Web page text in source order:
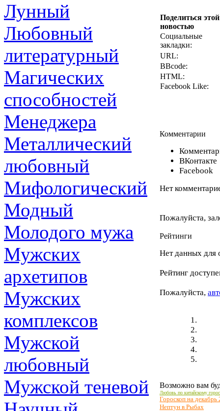
Лунный
Любовный
литературный
Магических
способностей
Менеджера
Металлический
любовный
Мифологический
Модный
Молодого мужа
Мужских
архетипов
Мужских
комплексов
Мужской
любовный
Мужской теневой
Поделиться этой
новостью
Социальные
закладки:
URL:
BBcode:
HTML:
Facebook Like:
Комментарии
ВКонтакте
Facebook
Нет
Пожалуйста,
Рейтинги
Нет данных для
Рейтинг
Пожалуйста,
Возможно вам
Любовь по китайскому
Гороскоп на декабрь
Нептун в Рыбах